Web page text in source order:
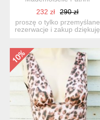
232 zł
290 zł
proszę o tylko przemyślane
rezerwacje i zakup dziękuję